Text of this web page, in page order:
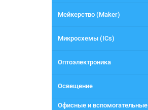
Мейкерство (Maker)
Микросхемы (ICs)
Оптоэлектроника
Освещение
Офисные и вспомогательные